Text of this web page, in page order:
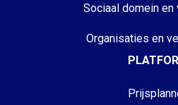
Sociaal domein
Organisaties en